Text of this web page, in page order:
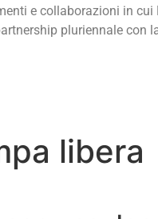
e collaborazioni in cui
pluriennale con
libera